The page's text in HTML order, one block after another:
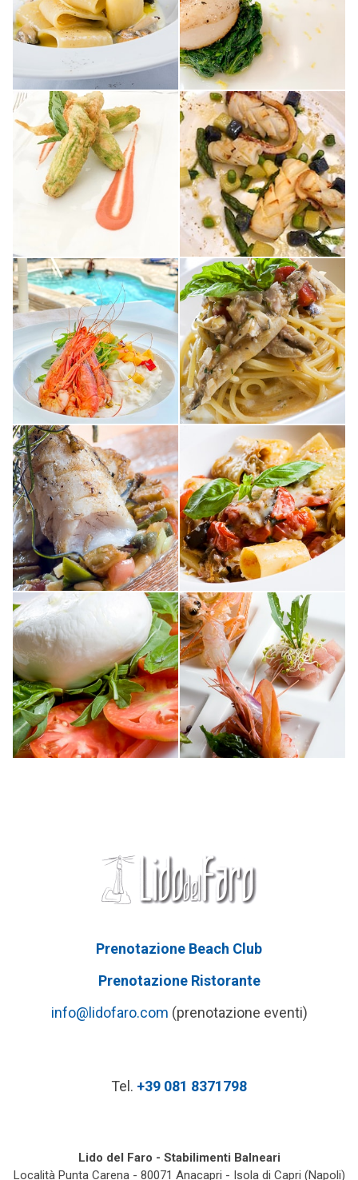
Prenotazione Beach Club
Prenotazione Ristorante
info@lidofaro.com (prenotazione eventi)
Tel. +39 081 8371798
Lido del Faro - Stabilimenti Balneari
Località Punta Carena- 80071 Anacapri - Isola di Capri (Napoli)